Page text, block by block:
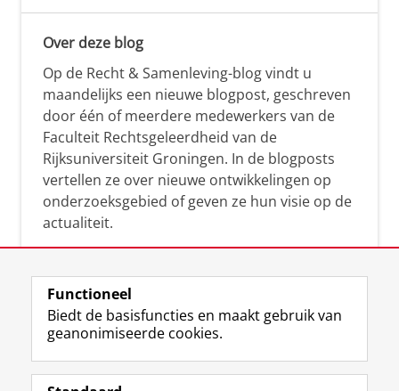
Over deze blog
Op de Recht & Samenleving-blog vindt u
maandelijks een nieuwe blogpost, geschreven
door één of meerdere medewerkers van de
Faculteit Rechtsgeleerdheid van de
Rijksuniversiteit Groningen. In de blogposts
vertellen ze over nieuwe ontwikkelingen op
onderzoeksgebied of geven ze hun visie op de
actualiteit.
Volg de RUG
F
a
L
i
R
S
I
n
Y
o
Functioneel
Biedt de basisfuncties en maakt gebruik van
geanonimiseerde cookies.